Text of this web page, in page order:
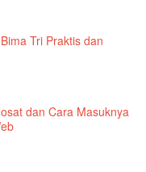
Tri Praktis dan
dan Cara Masuknya